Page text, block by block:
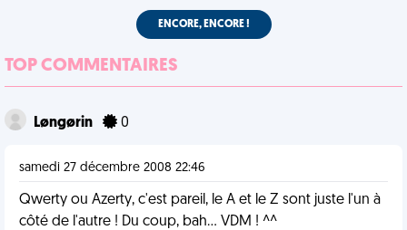
ENCORE, ENCORE !
TOP COMMENTAIRES
Løngørin 0
samedi 27 décembre 2008 22:46
Qwerty ou Azerty, c'est pareil, le A et le Z sont juste l'un à
côté de l'autre ! Du coup, bah... VDM ! ^^